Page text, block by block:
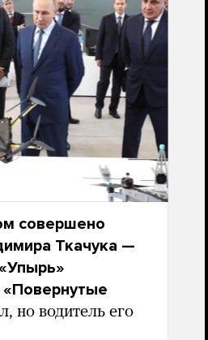
совершено
Ткачука —
«Повернутые
но водитель его